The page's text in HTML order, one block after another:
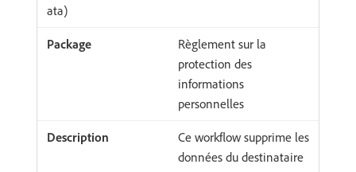
ata)
Règlement sur la
protection des
informations
personnelles
Ce workflow supprime les
données du destinataire